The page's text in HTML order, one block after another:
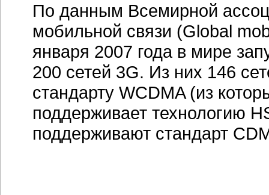
По данным Всемирной
мобильной связи (Global
января 2007 года в мире
200 сетей 3G. Из них 146
стандарту WCDMA (из
поддерживает технологию
поддерживают стандарт